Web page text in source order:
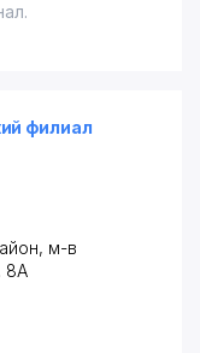
филиал
, м-в
8А